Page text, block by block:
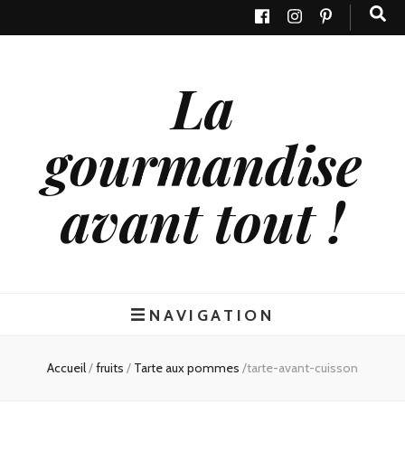
La
gourmandise
avant tout !
NAVIGATION
Accueil/fruits / Tarte aux pommes /tarte-avant-cuisson